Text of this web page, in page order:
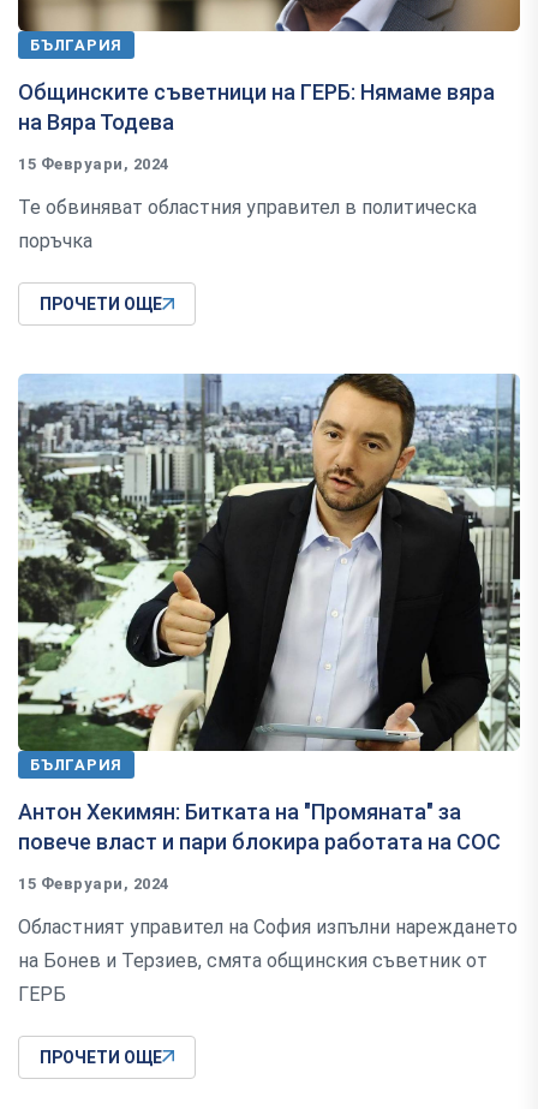
БЪЛГАРИЯ
Общинските съветници на ГЕРБ: Нямаме вяра
на Вяра Тодева
15 Февруари, 2024
Те обвиняват областния управител в политическа
поръчка
ПРОЧЕТИ ОЩЕ
БЪЛГАРИЯ
Антон Хекимян: Битката на "Промяната" за
повече власт и пари блокира работата на СОС
15 Февруари, 2024
Областният управител на София изпълни нареждането
на Бонев и Терзиев, смята общинския съветник от
ГЕРБ
ПРОЧЕТИ ОЩЕ